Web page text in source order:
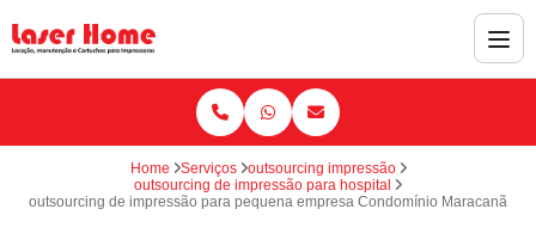
Home Serviços
outsourcing impressão
outsourcing de impressão para hospital
outsourcing de impressão para pequena empresa Condomínio Maracanã